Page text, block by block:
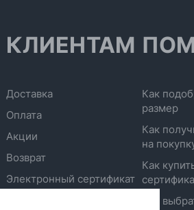
КЛИЕНТАМ
Доставка
Оплата
Акции
Возврат
Электронный сертификат
Как
размер
Как
на
Как
Как